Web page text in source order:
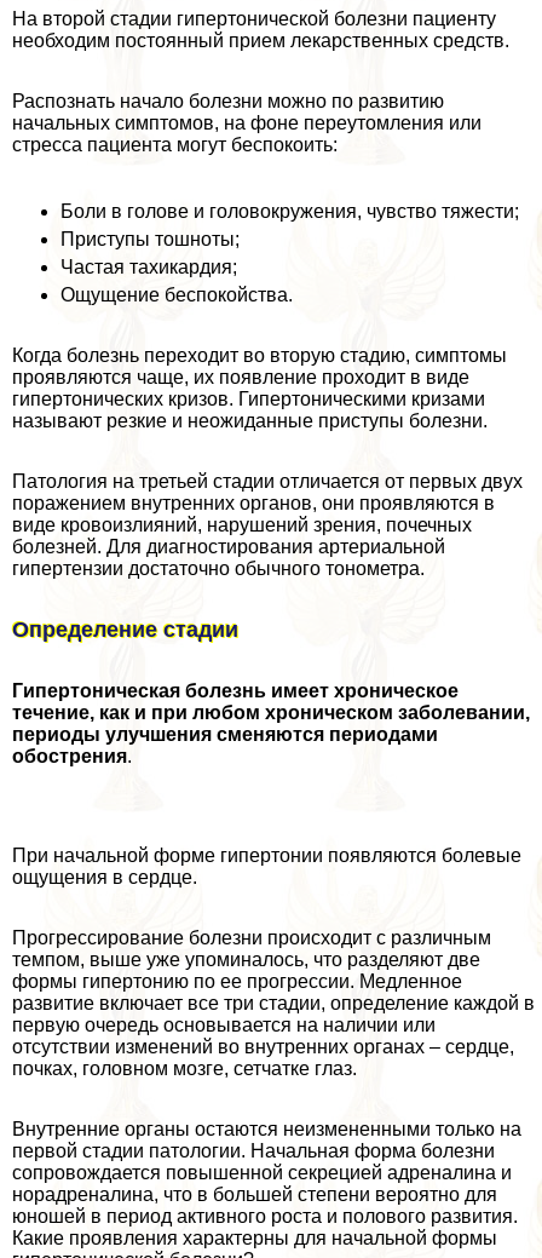
На второй стадии гипертонической болезни пациенту
необходим постоянный прием лекарственных средств.
Распознать начало болезни можно по развитию
начальных симптомов, на фоне переутомления или
стресса пациента могут беспокоить:
Боли в голове и головокружения, чувство тяжести;
Приступы тошноты;
Частая тахикардия;
Ощущение беспокойства.
Когда болезнь переходит во вторую стадию, симптомы
проявляются чаще, их появление проходит в виде
гипертонических кризов. Гипертоническими кризами
называют резкие и неожиданные приступы болезни.
Патология на третьей стадии отличается от первых двух
поражением внутренних органов, они проявляются в
виде кровоизлияний, нарушений зрения, почечных
болезней. Для диагностирования артериальной
гипертензии достаточно обычного тонометра.
Определение стадии
Гипертоническая болезнь имеет хроническое
течение, как и при любом хроническом заболевании,
периоды улучшения сменяются периодами
обострения.
При начальной форме гипертонии появляются болевые
ощущения в сердце.
Прогрессирование болезни происходит с различным
темпом, выше уже упоминалось, что разделяют две
формы гипертонию по ее прогрессии. Медленное
развитие включает все три стадии, определение каждой в
первую очередь основывается на наличии или
отсутствии изменений во внутренних органах – сердце,
почках, головном мозге, сетчатке глаз.
Внутренние органы остаются неизмененными только на
первой стадии патологии. Начальная форма болезни
сопровождается повышенной секрецией адреналина и
норадреналина, что в большей степени вероятно для
юношей в период активного роста и пoлoвoго развития.
Какие проявления хаpaктерны для начальной формы